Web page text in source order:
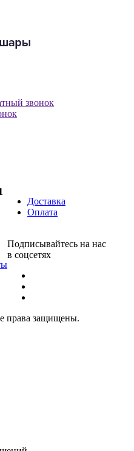
звонок
Доставка
Оплата
Подписывайтесь на нас
в соцсетях
права защищены.